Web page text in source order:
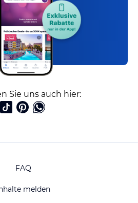
Sie uns auch hier:
FAQ
melden